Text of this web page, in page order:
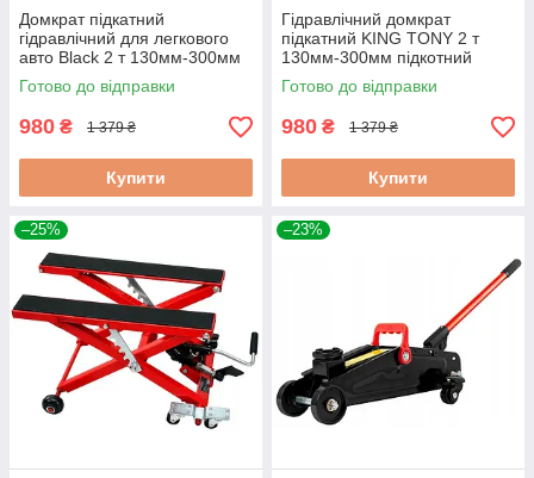
Домкрат підкатний
гідравлічний для легкового
авто Black 2 т 130мм-300мм
гідравлічний домкрат
підкатний
Готово до відправки
980 ₴ 1 379 ₴
Купити
Гідравлічний домкрат
підкатний KING TONY 2 т
130мм-300мм підкотний
домкрат із гідравлічним
приводом
Готово до відправки
980 ₴ 1 379 ₴
Купити
–25% –23%